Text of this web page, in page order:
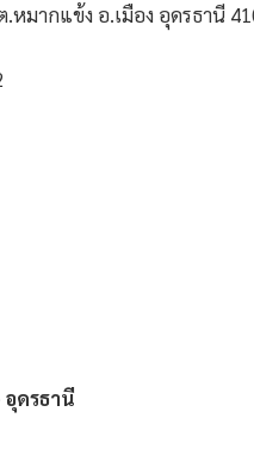
หมากแข้ง อ.เมือง อุดรธานี
ดรธานี